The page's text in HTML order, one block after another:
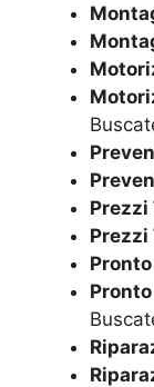
Prezzi
Prezzi